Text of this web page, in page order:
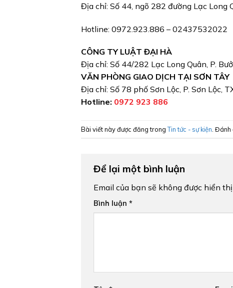
Địa chỉ: Số 44, ngõ 282 đường Lạc Long
Hotline: 0972.923.886 –
CÔNG TY LUẬT ĐẠI HÀ
Địa chỉ: Số 44/282 Lạc Long Quân, P.
VĂN PHÒNG GIAO DỊCH TẠI SƠN TÂY
Địa chỉ: Số 78 phố Sơn Lộc, P. Sơn Lộc,
Hotline: 0972 923 886
Bài viết này được đăng trongTin tức - sự kiện .
Để lại một bình luận
Email của bạn sẽ không được hiển thị
Bình luận *